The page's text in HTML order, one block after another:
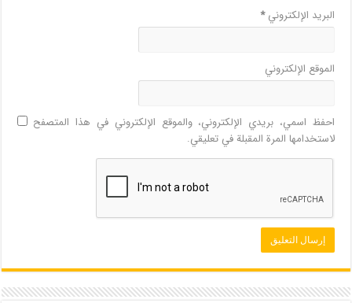
البريد الإلكتروني*
الموقع الإلكتروني
احفظ اسمي، بريدي الإلكتروني، والموقع الإلكتروني في هذا المتصفح
لاستخدامها المرة المقبلة في تعليقي.